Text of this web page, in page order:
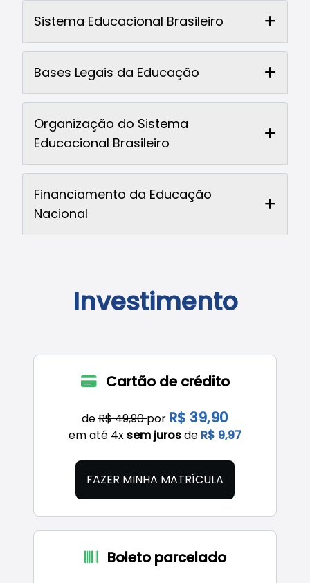
Sistema Educacional Brasileiro
Bases Legais da Educação
Organização do Sistema
Educacional Brasileiro
Financiamento da Educação
Nacional
Investimento
Cartão de crédito
deR$ 49,90por R$ 39,90
em até 4x sem jurosde R$ 9,97
FAZER MINHA MATRÍCULA
Boleto parcelado